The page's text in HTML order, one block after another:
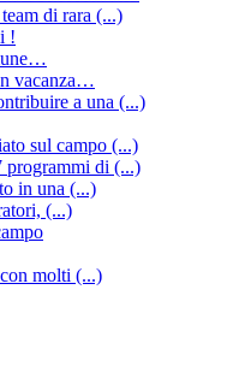
di rara (...)
!
vacanza…
a una (...)
sul campo (...)
programmi di (...)
in una (...)
(...)
molti (...)